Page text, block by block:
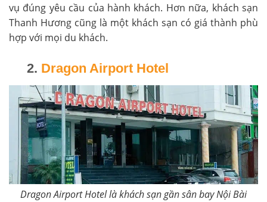
vụ đúng yêu cầu của hành khách. Hơn nữa, khách sạn
Thanh Hương cũng là một khách sạn có giá thành phù
hợp với mọi du khách.
2. Dragon Airport Hotel
Dragon Airport Hotel là khách sạn gần sân bay Nội Bài